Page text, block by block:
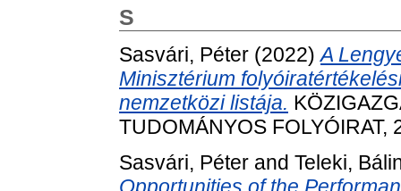
S
Sasvári, Péter (2022)A
Minisztérium
nemzetközi listája.
TUDOMÁNYOS
Sasvári, Péter and Teleki,